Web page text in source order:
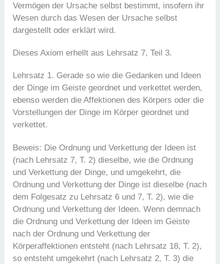
Vermögen der Ursache selbst bestimmt, insofern ihr
Wesen durch das Wesen der Ursache selbst
dargestellt oder erklärt wird.
Dieses Axiom erhellt aus Lehrsatz 7, Teil 3.
Lehrsatz 1. Gerade so wie die Gedanken und Ideen
der Dinge im Geiste geordnet und verkettet werden,
ebenso werden die Affektionen des Körpers oder die
Vorstellungen der Dinge im Körper geordnet und
verkettet.
Beweis: Die Ordnung und Verkettung der Ideen ist
(nach Lehrsatz 7, T. 2) dieselbe, wie die Ordnung
und Verkettung der Dinge, und umgekehrt, die
Ordnung und Verkettung der Dinge ist dieselbe (nach
dem Folgesatz zu Lehrsatz 6 und 7, T. 2), wie die
Ordnung und Verkettung der Ideen. Wenn demnach
die Ordnung und Verkettung der Ideen im Geiste
nach der Ordnung und Verkettung der
Körperaffektionen entsteht (nach Lehrsatz 18, T. 2),
so entsteht umgekehrt (nach Lehrsatz 2, T. 3) die